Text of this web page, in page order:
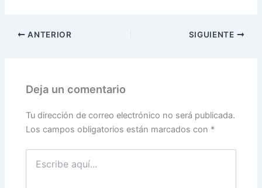
ANTERIOR SIGUIENTE
Deja un comentario
Tu dirección de correo electrónico no será publicada.
Los campos obligatorios están marcados con *
aquí...